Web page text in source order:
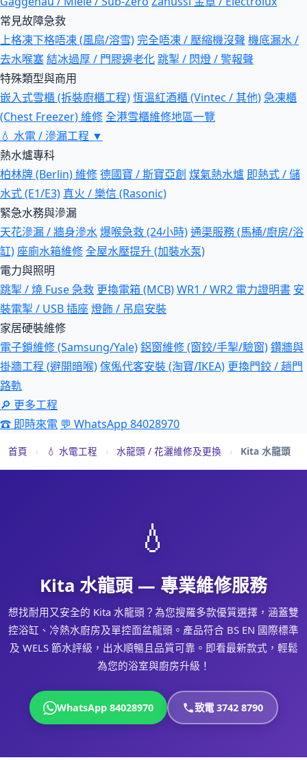
常見故障急救
上格凍下格唔凍 (風扇/溶雪)完全唔凍 / 壓縮機沒聲 機底漏水 /
去水喉塞結冰過厚 / 門膠邊老化跳掣 / 閃燈 / 警報聲
特殊類型與商用
嵌入式雪櫃 (拆裝廚櫃工程)恆溫紅酒櫃 (Vintec / 其他)急凍櫃
(Chest Freezer) 維修全港雪櫃維修地區一覽
💧 水電 / 滲漏工程 ▼
熱水爐專科
柏林牌 (Berlin) 維修德國寶 / 斯寶亞創 煤氣熱水爐 即熱式 / 儲
水式 (E1/E3) 真火 / 樂信 (Rasonic)
緊急水務與滲漏
天花滲漏 / 牆身滲水爆喉急救 (24小時)通渠服務 (馬桶/廚房/浴
缸) 座廁水箱維修全屋水壓提升 (加裝水泵)
電力與照明
跳掣 / 燒 Fuse 急救 更換電箱 (MCB)WR1 / WR2 電力證明書 安
裝電掣 / USB 插座燈飾 / 吊扇安裝
家居硬裝維修
電子鎖維修 (Samsung/Yale)鋁窗維修 (窗鉸/手掣/驗窗)鑽牆與
掛牆工程 (避開暗喉)傢俬代客安裝 (淘寶/IKEA) 更換門鉸 / 趟門
路軌
🔎 更多工程
☎ 即時來電 💬 WhatsApp 84028970
首頁 › 💧 水電工程 › 水龍頭 / 花灑維修及更換 › Kita 水龍頭
💧
Kita 水龍頭 — 專業維修服務
想找耐用又安全的 Kita 水龍頭？為您搜羅多款優質選擇，涵蓋雙
控浴缸、冷熱水廚房及單控面盆龍頭。產品符合 BS EN 國際標準
及 WELS 節水評級，出水順暢且品質可靠。即看最新款式，輕鬆
為您的浴室與廚房升級！
WhatsApp 84028970 致電 3742 8790